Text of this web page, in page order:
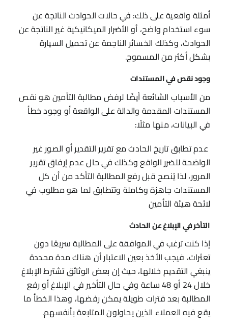
أمثلة واقعية على ذلك: في حالات الحوادث الناتجة عن
سوء استخدام واضح، أو الأضرار الميكانيكية غير الناتجة عن
الحوادث، وكذلك الخسائر الناجمة عن تحميل السيارة
بشكل أكثر من المسموح.
وجود نقص في المستندات
من الأسباب الشائعة أيضًا لرفض مطالبة التأمين هو نقص
المستندات المقدمة والدالة على الواقعة أو وجود خطأ
في البيانات، منها مثلًا:
عدم تطابق تاريخ الحادث مع تقرير التقدير أو الصور غير
الواضحة للضرر الواقع وكذلك في حال عدم إرفاق تقرير
المرور، لذا يُنصح قبل رفع المطالبة التأكد من أن كل
المستندات جاهزة وكاملة وتتطابق لما هو مطلوب في
لائحة هيئة التأمين
التأخر في الإبلاغ عن الحادث
إذا كنت ترغب في الموافقة على المطالبة سريعًا دون
تعثرات، فيجب الأخذ بعين الاعتبار أن هناك مدة محددة
ينبغي التقديم خلالها، حيث إن بعض الوثائق تشترط الإبلاغ
خلال 24 أو 48 ساعة وفي حال التأخير في الإبلاغ أو رفع
المطالبة بعد فترات طويلة يمكن رفضها، وهذا الخطأ ما
يقع فيه العملاء الذين يحاولون المتابعة بأنفسهم.